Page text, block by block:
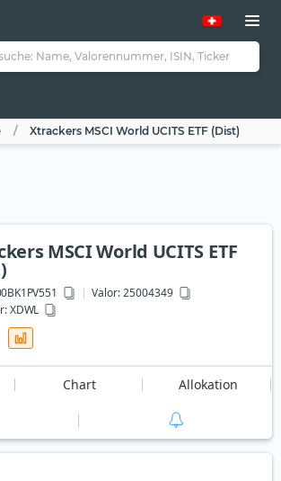
Xtrackers MSCI World UCITS ETF (Dist)
MSCI World UCITS ETF
Valor: 25004349
XDWL
Chart Allokation